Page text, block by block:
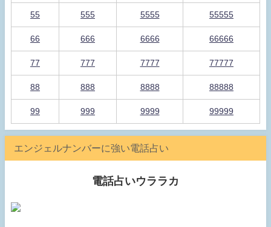
55 555 5555 55555
66 666 6666 66666
77 777 7777 77777
88 888 8888 88888
99 999 9999 99999
エンジェルナンバーに強い電話占い
電話占いウララカ